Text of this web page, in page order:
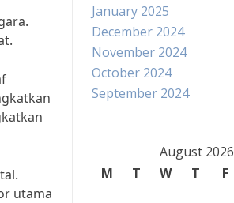
utama
January 2025
December 2024
November 2024
October 2024
September 2024
August 2026
M
T W T F